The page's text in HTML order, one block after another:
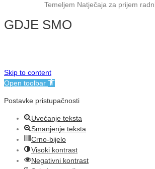
Temeljem Natječaja za prijem
GDJE SMO
Skip to content
Open toolbar
Postavke pristupačnosti
Uvećanje teksta
Smanjenje teksta
Crno-bijelo
Visoki kontrast
Negativni kontrast